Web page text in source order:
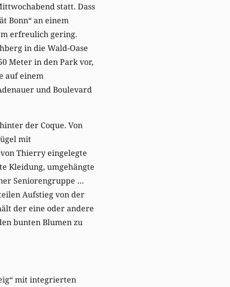
statt. Dass
Bonn“ an einem
erfreulich gering.
in die Wald-Oase
Meter in den Park vor,
auf einem
und Boulevard
der Coque. Von
mit
Thierry eingelegte
Kleidung, umgehängte
Seniorengruppe …
Aufstieg von der
der eine oder andere
bunten Blumen zu
mit integrierten